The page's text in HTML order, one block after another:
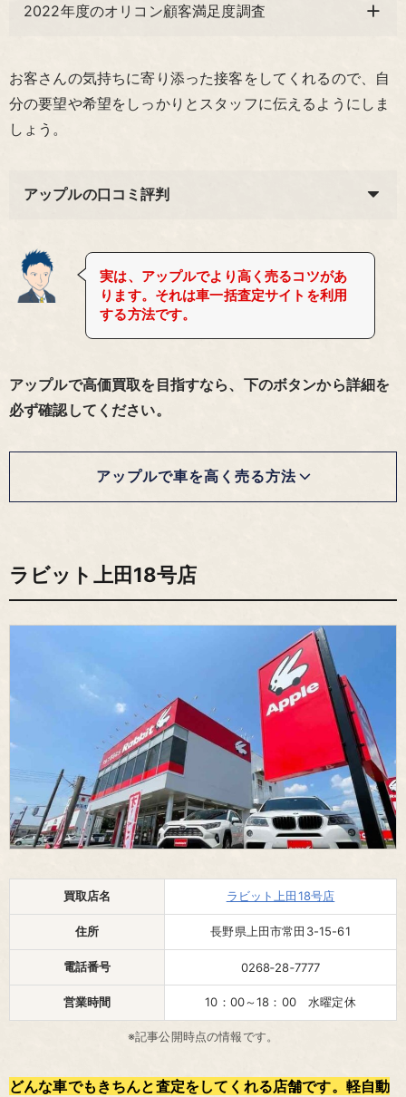
2022年度のオリコン顧客満足度調査
お客さんの気持ちに寄り添った接客をしてくれるので、自
分の要望や希望をしっかりとスタッフに伝えるようにしま
しょう。
アップルの口コミ評判
実は、アップルでより高く売るコツがあ
ります。それは車一括査定サイトを利用
する方法です。
アップルで高価買取を目指すなら、下のボタンから詳細を
必ず確認してください。
アップルで車を高く売る方法
ラビット上田18号店
買取店名 ラビット上田18号店
住所 長野県上田市常田3-15-61
電話番号 0268‐28‐7777
営業時間 10：00～18：00 水曜定休
※記事公開時点の情報です。
どんな車でもきちんと査定をしてくれる店舗です。軽自動